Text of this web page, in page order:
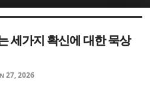
세가지 확신에 대한 묵상
27, 2026케치북5
케치북5